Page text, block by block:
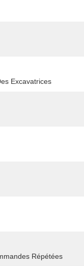
Excavatrices
Répétées